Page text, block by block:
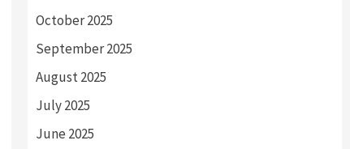
October 2025
September 2025
August 2025
July 2025
June 2025